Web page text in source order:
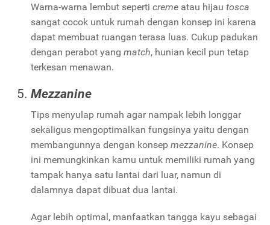
Warna-warna lembut seperti creme atau hijau tosca
sangat cocok untuk rumah dengan konsep ini karena
dapat membuat ruangan terasa luas. Cukup padukan
dengan perabot yang match, hunian kecil pun tetap
terkesan menawan.
Mezzanine
Tips menyulap rumah agar nampak lebih longgar
sekaligus mengoptimalkan fungsinya yaitu dengan
membangunnya dengan konsep mezzanine. Konsep
ini memungkinkan kamu untuk memiliki rumah yang
tampak hanya satu lantai dari luar, namun di
dalamnya dapat dibuat dua lantai.
Agar lebih optimal, manfaatkan tangga kayu sebagai